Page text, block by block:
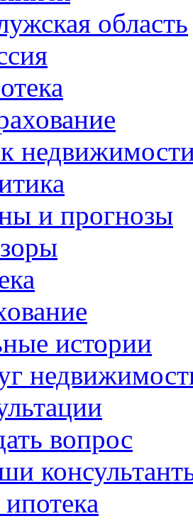
область
и прогнозы
истории
вопрос